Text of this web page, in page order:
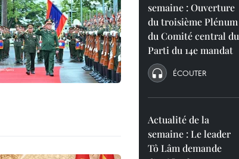
semaine : Ouverture
du troisième Plénum
du Comité central du
Parti du 14e mandat
ÉCOUTER
Actualité de la
semaine : Le leader
Tô Lâm demande